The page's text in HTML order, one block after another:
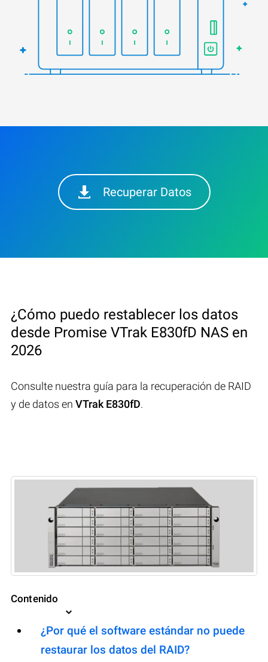
Recuperar Datos
¿Cómo puedo restablecer los datos
desde Promise VTrak E830fD NAS en
2026
Consulte nuestra guía para la recuperación de RAID
y de datos en VTrak E830fD.
Contenido
¿Por qué el software estándar no puede
restaurar los datos del RAID?